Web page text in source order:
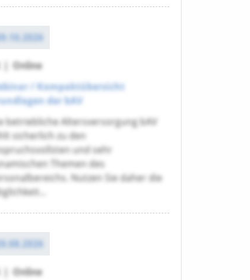
Online
/ Kompaktübersicht
der bAV
betriebliche Altersversorgung bAV
sicherlich zu den
und sehr
Themen des
Nutzen Sie daher die
Online